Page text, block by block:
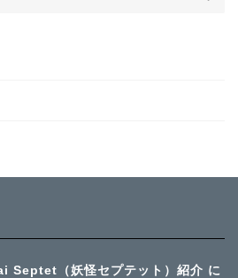
Septet（妖怪セプテット）紹介 に